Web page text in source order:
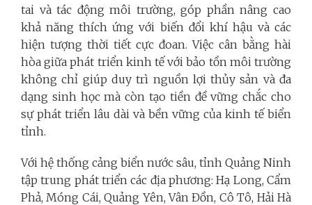
tai và tác động môi trường, góp phần nâng cao
khả năng thích ứng với biến đổi khí hậu và các
hiện tượng thời tiết cực đoan. Việc cân bằng hài
hòa giữa phát triển kinh tế với bảo tồn môi trường
không chỉ giúp duy trì nguồn lợi thủy sản và đa
dạng sinh học mà còn tạo tiền đề vững chắc cho
sự phát triển lâu dài và bền vững của kinh tế biển
tỉnh.
Với hệ thống cảng biển nước sâu, tỉnh Quảng Ninh
tập trung phát triển các địa phương: Hạ Long, Cẩm
Phả, Móng Cái, Quảng Yên, Vân Đồn, Cô Tô, Hải Hà